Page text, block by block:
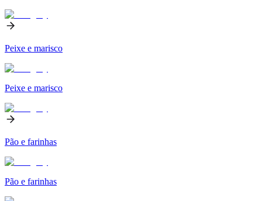
Peixe e marisco
Peixe e marisco
Pão e farinhas
Pão e farinhas